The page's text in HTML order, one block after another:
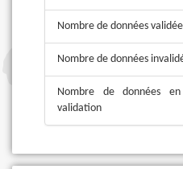
Nombre de données
Nombre de données
Nombre de données
validation